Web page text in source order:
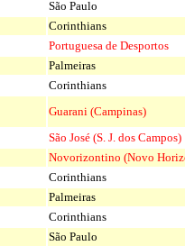
São Paulo
Corinthians
Portuguesa de Desportos
Palmeiras
Corinthians
Guarani (Campinas)
São José (S. J. dos Campos)
Novorizontino (Novo
Corinthians
Palmeiras
Corinthians
São Paulo